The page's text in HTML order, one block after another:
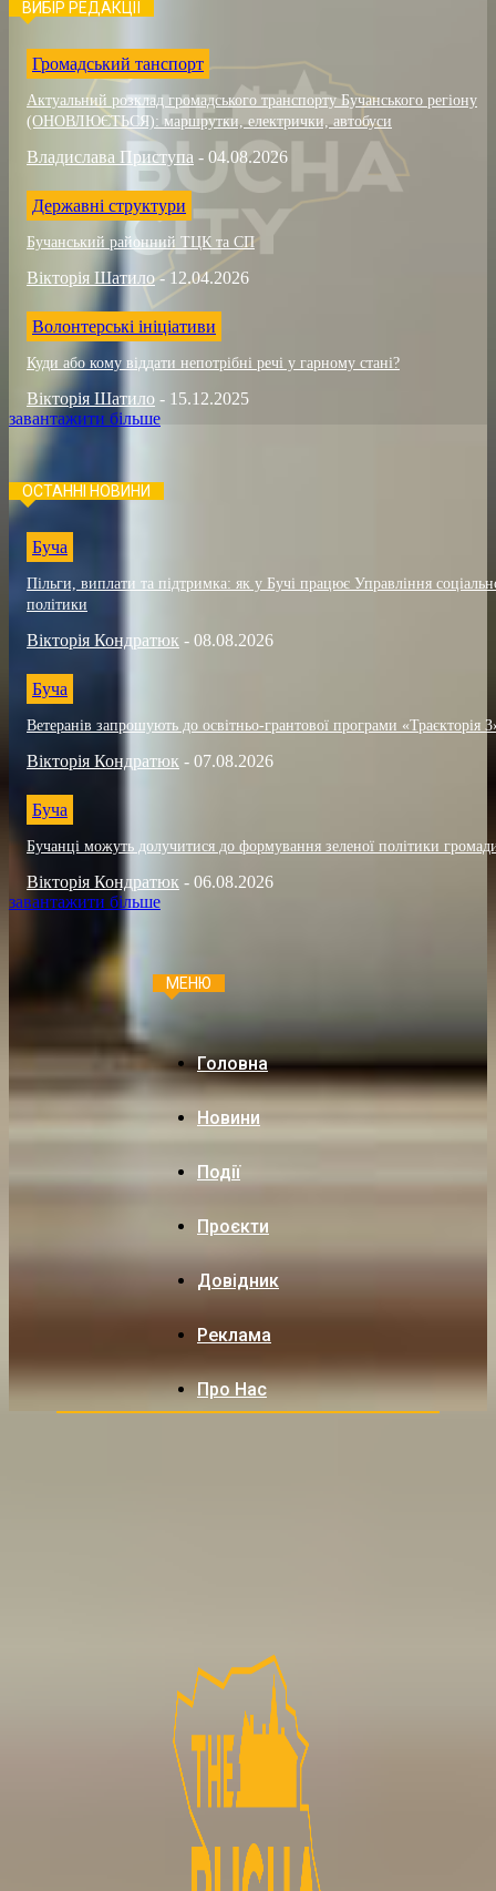
ВИБІР РЕДАКЦІЇ
Громадський танспорт
Актуальний розклад громадського транспорту Бучанського регіону
(ОНОВЛЮЄТЬСЯ): маршрутки, електрички, автобуси
Владислава Приступа - 04.08.2026
Державні структури
Бучанський районний ТЦК та СП
Вікторія Шатило - 12.04.2026
Волонтерські ініціативи
Куди або кому віддати непотрібні речі у гарному стані?
Вікторія Шатило - 15.12.2025
завантажити більше
ОСТАННІ НОВИНИ
Буча
Пільги, виплати та підтримка: як у Бучі працює Управління
політики
Вікторія Кондратюк - 08.08.2026
Буча
Ветеранів запрошують до освітньо-грантової програми «Траєкторія
Вікторія Кондратюк - 07.08.2026
Буча
Бучанці можуть долучитися до формування зеленої політики
Вікторія Кондратюк - 06.08.2026
завантажити більше
МЕНЮ
Головна
Новини
Події
Проєкти
Довідник
Реклама
Про Нас